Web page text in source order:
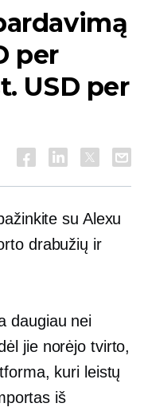
per
USD per
su Alexu
drabužių ir
daugiau nei
jie norėjo tvirto,
kuri leistų
iš